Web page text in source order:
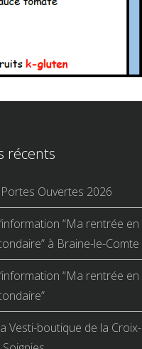
récents
Ouvertes 2026
“Ma rentrée en
à Braine-le-Comte
“Ma rentrée en
Vesti-boutique de la Croix-